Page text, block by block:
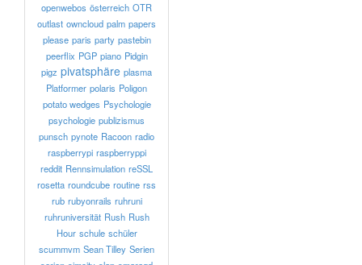
openwebos österreich OTR
outlast owncloud palm papers
please paris party pastebin
peerflix PGP piano Pidgin
pigz pivatsphäre plasma
Platformer polaris Poligon
potato wedges Psychologie
psychologie publizismus
punsch pynote Racoon radio
raspberrypi raspberryppi
reddit Rennsimulation reSSL
rosetta roundcube routine rss
rub rubyonrails ruhruni
ruhruniversität Rush Rush
Hour schule schüler
scummvm Sean Tilley Serien